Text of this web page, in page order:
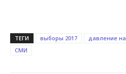
ТЕГИ выборы 2017 давление
СМИ